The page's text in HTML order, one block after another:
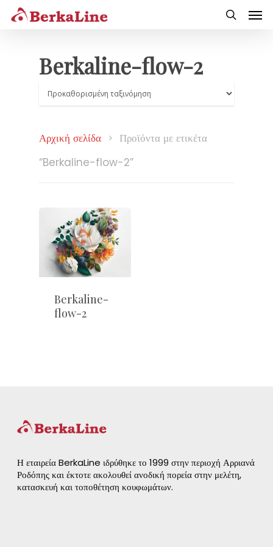
Berkaline-flow-2
Αρχική σελίδα
Προϊόντα με ετικέτα
“Berkaline-flow-2”
Berkaline-
flow-2
Η εταιρεία BerkaLine ιδρύθηκε το 1999 στην περιοχή Αρριανά
Ροδόπης και έκτοτε ακολουθεί ανοδική πορεία στην μελέτη,
κατασκευή και τοποθέτηση κουφωμάτων.